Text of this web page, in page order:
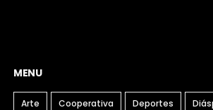
MENU
Arte Cooperativa Deportes